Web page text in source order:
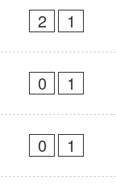
2 1
0 1
0 1